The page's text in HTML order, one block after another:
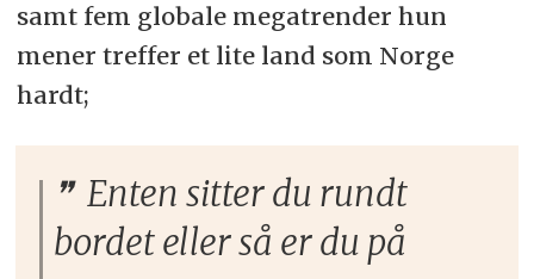
samt fem globale megatrender hun
mener treffer et lite land som Norge
hardt;
Enten sitter du rundt
bordet eller så er du på